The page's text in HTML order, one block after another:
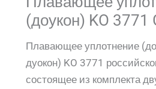
(доукон) KO 3771
Плавающее уплотнение
дуокон) KO 3771
состоящее из комплекта